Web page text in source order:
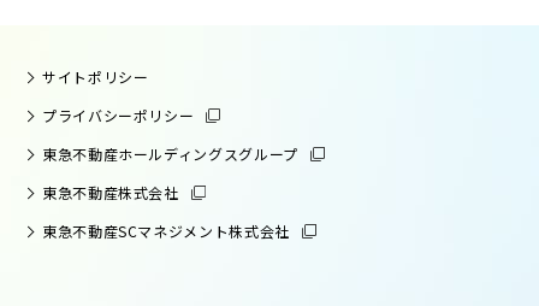
サイトポリシー
プライバシーポリシー
東急不動産ホールディングスグループ
東急不動産株式会社
東急不動産SCマネジメント株式会社